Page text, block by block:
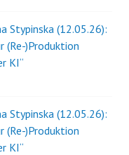
Stypinska (12.05.26):
)Produktion
KI“
Stypinska (12.05.26):
)Produktion
KI“